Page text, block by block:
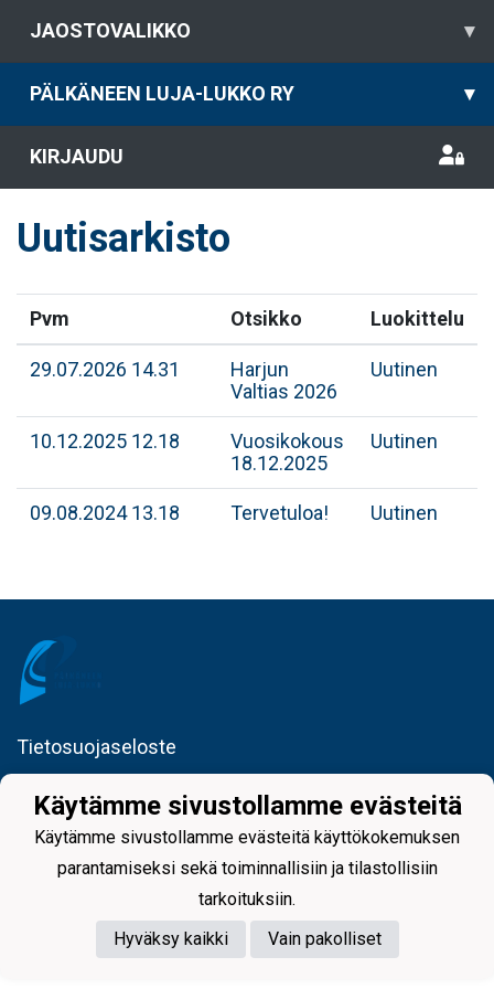
JAOSTOVALIKKO ▾
PÄLKÄNEEN LUJA-LUKKO RY ▾
KIRJAUDU
Uutisarkisto
Pvm Otsikko Luokittelu
29.07.2026 14.31
Harjun
Valtias 2026
Uutinen
10.12.2025 12.18
Vuosikokous
18.12.2025
Uutinen
09.08.2024 13.18 Tervetuloa! Uutinen
Tietosuojaseloste
Käytämme sivustollamme evästeitä
Käytämme sivustollamme evästeitä käyttökokemuksen
parantamiseksi sekä toiminnallisiin ja tilastollisiin
tarkoituksiin.
Hyväksy kaikki
Vain pakolliset